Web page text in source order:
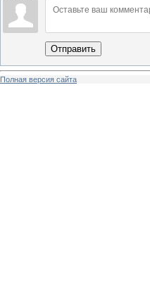
Отправить
Полная версия сайта